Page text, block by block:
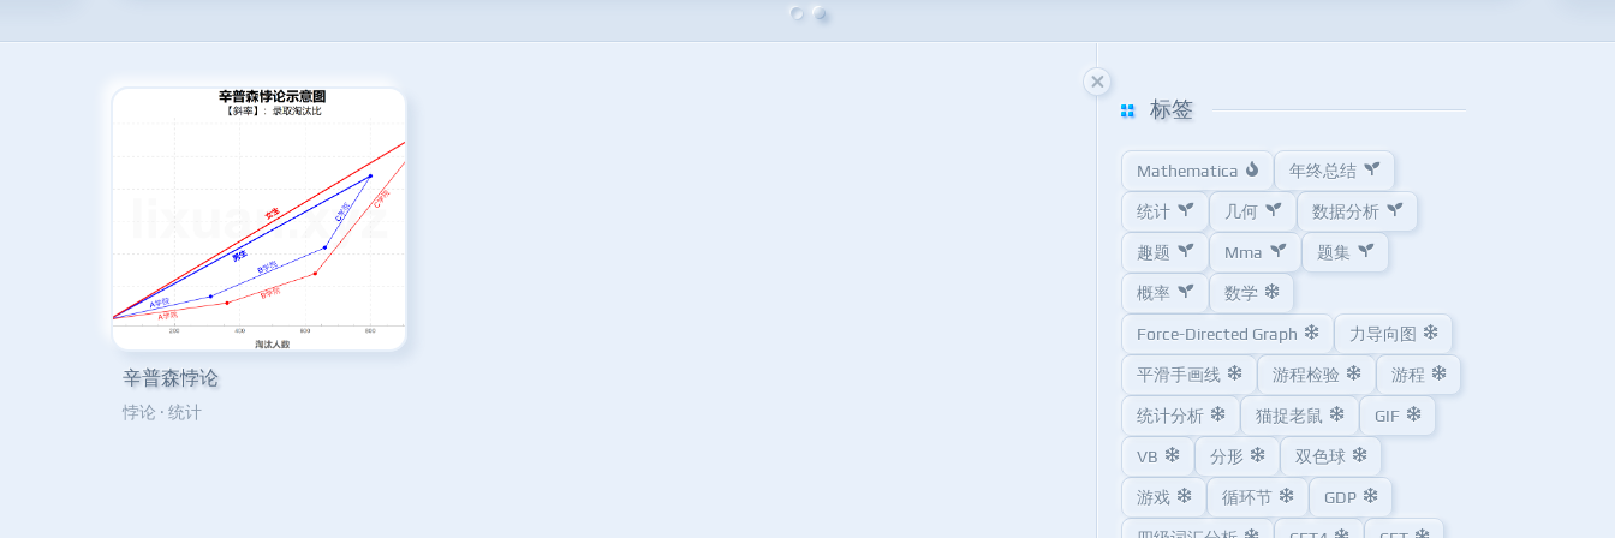
辛普森悖论
悖论 · 统计
标签
Mathematica 年终总结
统计 几何 数据分析
趣题 Mma 题集
概率 数学
Force-Directed Graph 力导向图
平滑手画线 游程检验 游程
统计分析 猫捉老鼠 GIF
VB 分形 双色球
游戏 循环节 GDP